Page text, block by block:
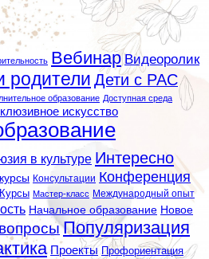
Вебинар Видеоролик
родители Дети с РАС
образование Доступная среда
искусство
в культуре Интересно
Консультации Конференция
Курсы Мастер-класс Международный опыт
Начальное образование Новое
Популяризация
Проекты Профориентация